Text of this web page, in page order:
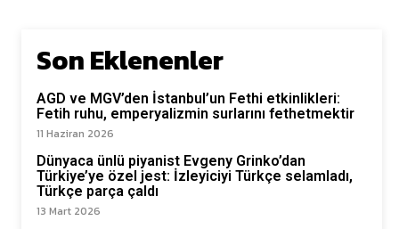
Son Eklenenler
AGD ve MGV’den İstanbul’un Fethi etkinlikleri:
Fetih ruhu, emperyalizmin surlarını fethetmektir
11 Haziran 2026
Dünyaca ünlü piyanist Evgeny Grinko’dan
Türkiye’ye özel jest: İzleyiciyi Türkçe selamladı,
Türkçe parça çaldı
13 Mart 2026